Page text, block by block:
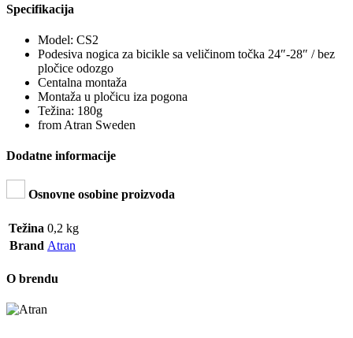
Specifikacija
Model: CS2
Podesiva nogica za bicikle sa veličinom točka 24″-28″ / bez
pločice odozgo
Centalna montaža
Montaža u pločicu iza pogona
Težina: 180g
from Atran Sweden
Dodatne informacije
Osnovne osobine proizvoda
Težina 0,2 kg
Brand Atran
O brendu